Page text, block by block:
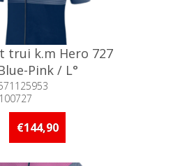
trui k.m Hero 727
Pink / L°
Minder dan 5
€144,90